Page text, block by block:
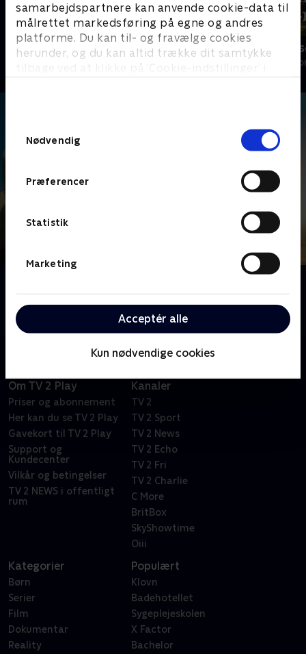
samarbejdspartnere kan anvende cookie-data til
målrettet markedsføring på egne og andres
platforme. Du kan til- og fravælge cookies
herunder, og du kan altid trække dit samtykke
tilbage ved at klikke på ’Cookie-indstillinger’ i
Nødvendig
Præferencer
Statistik
Marketing
Acceptér alle
Kun nødvendige cookies
Landmand søger kærlighed
Reality • 13 sæsoner
Landmand
Reality • 2
efter kærligheden blandt interesserede bejlere.
Om TV 2 Play
Priser og abonnement
Her kan du se TV 2 Play
Gavekort til TV 2 Play
Support og
Kundecenter
Vilkår og betingelser
TV 2 NEWS i offentligt
rum
Kanaler
TV 2
TV 2 Sport
TV 2 News
TV 2 Echo
TV 2 Fri
TV 2 Charlie
C More
BritBox
SkyShowtime
Oiii
Kategorier
Børn
Serier
Film
Dokumentar
Reality
Populært
Klovn
Badehotellet
Sygeplejeskolen
X Factor
Bachelor